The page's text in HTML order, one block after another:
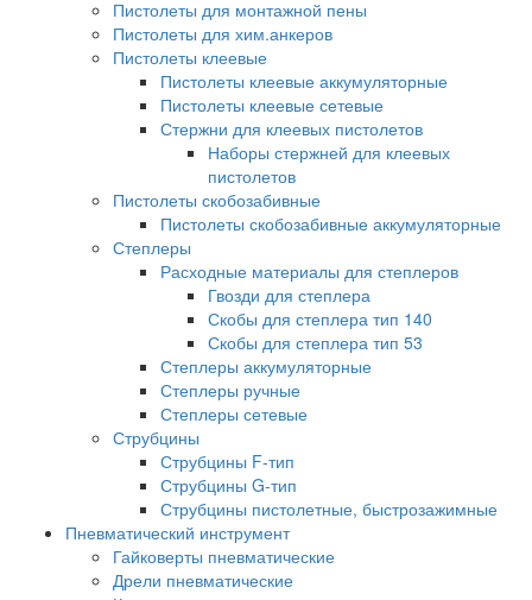
Пистолеты для монтажной пены
Пистолеты для хим.анкеров
Пистолеты клеевые
Пистолеты клеевые аккумуляторные
Пистолеты клеевые сетевые
Стержни для клеевых пистолетов
Наборы стержней для клеевых
пистолетов
Пистолеты скобозабивные
Пистолеты скобозабивные аккумуляторные
Степлеры
Расходные материалы для степлеров
Гвозди для степлера
Скобы для степлера тип 140
Скобы для степлера тип 53
Степлеры аккумуляторные
Степлеры ручные
Степлеры сетевые
Струбцины
Струбцины F-тип
Струбцины G-тип
Струбцины пистолетные, быстрозажимные
Пневматический инструмент
Гайковерты пневматические
Дрели пневматические